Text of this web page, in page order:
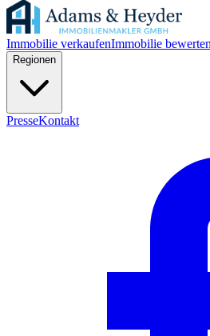
Immobilie verkaufenImmobilie bewerten
Regionen
PresseKontakt